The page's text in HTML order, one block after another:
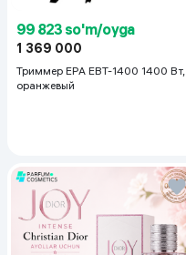
99 823 so'm/oyga
1 369 000
Триммер EPA EBT-1400 1400 Вт,
оранжевый